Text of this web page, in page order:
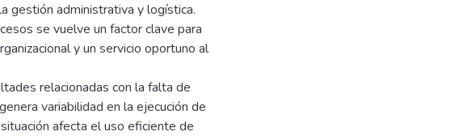
gestión administrativa y logística.
se vuelve un factor clave para
y un servicio oportuno al
relacionadas con la falta de
variabilidad en la ejecución de
afecta el uso eficiente de